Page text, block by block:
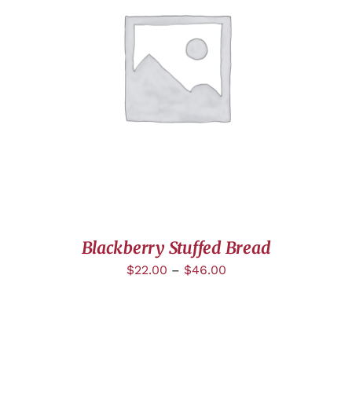
DÉTAILS
Blackberry Stuffed Bread
$22.00 – $46.00